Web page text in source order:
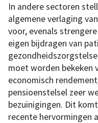
In andere sectoren
algemene verlaging
voor, evenals
eigen bijdragen van
moet worden bekeken
economisch
pensioenstelsel zeer
bezuinigingen. Dit
recente hervormingen